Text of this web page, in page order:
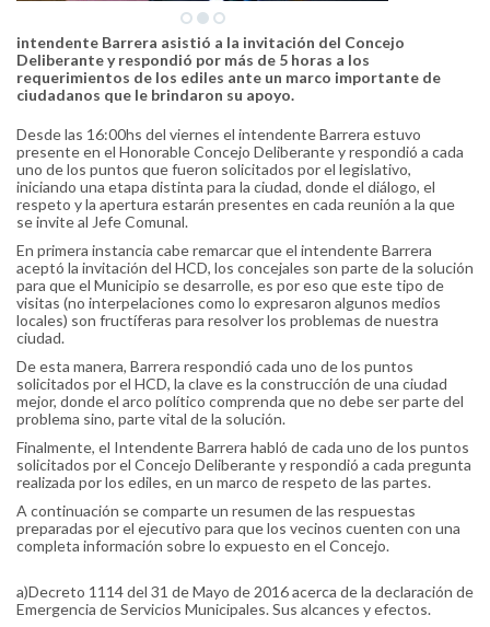
intendente Barrera asistió a la invitación del Concejo
Deliberante y respondió por más de 5 horas a los
requerimientos de los ediles ante un marco importante de
ciudadanos que le brindaron su apoyo.
Desde las 16:00hs del viernes el intendente Barrera estuvo
presente en el Honorable Concejo Deliberante y respondió a cada
uno de los puntos que fueron solicitados por el legislativo,
iniciando una etapa distinta para la ciudad, donde el diálogo, el
respeto y la apertura estarán presentes en cada reunión a la que
se invite al Jefe Comunal.
En primera instancia cabe remarcar que el intendente Barrera
aceptó la invitación del HCD, los concejales son parte de la solución
para que el Municipio se desarrolle, es por eso que este tipo de
visitas (no interpelaciones como lo expresaron algunos medios
locales) son fructíferas para resolver los problemas de nuestra
ciudad.
De esta manera, Barrera respondió cada uno de los puntos
solicitados por el HCD, la clave es la construcción de una ciudad
mejor, donde el arco político comprenda que no debe ser parte del
problema sino, parte vital de la solución.
Finalmente, el Intendente Barrera habló de cada uno de los puntos
solicitados por el Concejo Deliberante y respondió a cada pregunta
realizada por los ediles, en un marco de respeto de las partes.
A continuación se comparte un resumen de las respuestas
preparadas por el ejecutivo para que los vecinos cuenten con una
completa información sobre lo expuesto en el Concejo.
a)Decreto 1114 del 31 de Mayo de 2016 acerca de la declaración de
Emergencia de Servicios Municipales. Sus alcances y efectos.